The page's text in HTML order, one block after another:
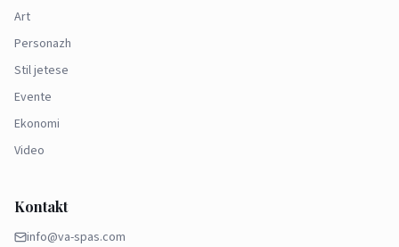
Art
Personazh
Stil jetese
Evente
Ekonomi
Video
Kontakt
info@va-spas.com